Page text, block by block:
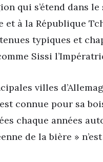
qui s’étend dans
et à la République
typiques et
Sissi
villes
connue pour sa
chaque années
de la bière »